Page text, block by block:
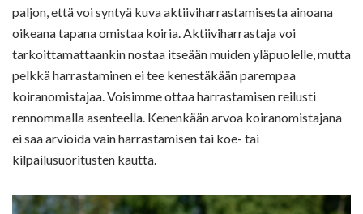
paljon, että voi syntyä kuva aktiiviharrastamisesta ainoana
oikeana tapana omistaa koiria. Aktiiviharrastaja voi
tarkoittamattaankin nostaa itseään muiden yläpuolelle, mutta
pelkkä harrastaminen ei tee kenestäkään parempaa
koiranomistajaa. Voisimme ottaa harrastamisen reilusti
rennommalla asenteella. Kenenkään arvoa koiranomistajana
ei saa arvioida vain harrastamisen tai koe- tai
kilpailusuoritusten kautta.